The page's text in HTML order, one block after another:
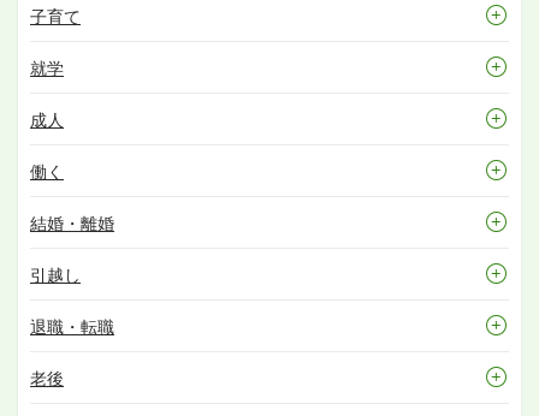
子育て
就学
成人
働く
結婚・離婚
引越し
退職・転職
老後